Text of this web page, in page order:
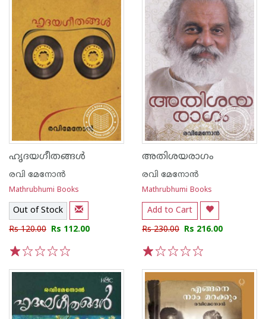
ഹൃദയഗീതങ്ങള്‍
രവി മേനോന്‍
Mathrubhumi Books
Out of Stock
Rs 120.00 Rs 112.00
അതിശയരാഗം
രവി മേനോന്‍
Mathrubhumi Books
Add to Cart
Rs 230.00 Rs 216.00